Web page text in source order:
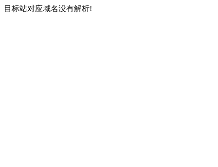
目标站对应域名没有解析!